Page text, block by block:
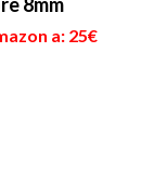
a: 25€